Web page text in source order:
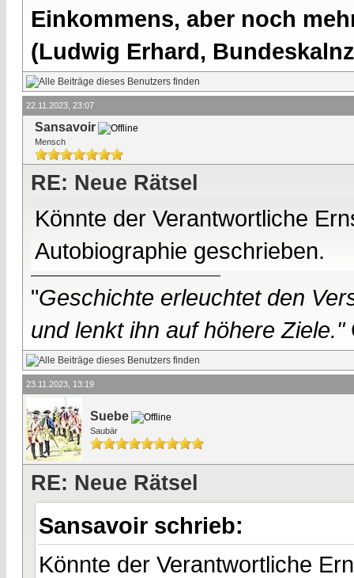
Einkommens, aber noch
(Ludwig Erhard,
22.11.2023, 23:07
Sansavoir
Mensch
RE: Neue Rätsel
Könnte der Verantwortliche
Autobiographie geschrieben.
"Geschichte erleuchtet den
und lenkt ihn auf höhere Ziele."
23.11.2023, 13:19
Suebe
Saubär
RE: Neue Rätsel
Sansavoir schrieb:
Könnte der Verantwortliche